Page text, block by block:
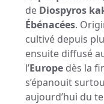
de Diospyros
Ébénacées.
cultivé depuis
ensuite diffusé
l’Europe dès la
s’épanouit
aujourd’hui du